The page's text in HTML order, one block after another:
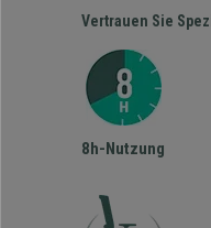
Vertrauen Sie
8h-Nutzung